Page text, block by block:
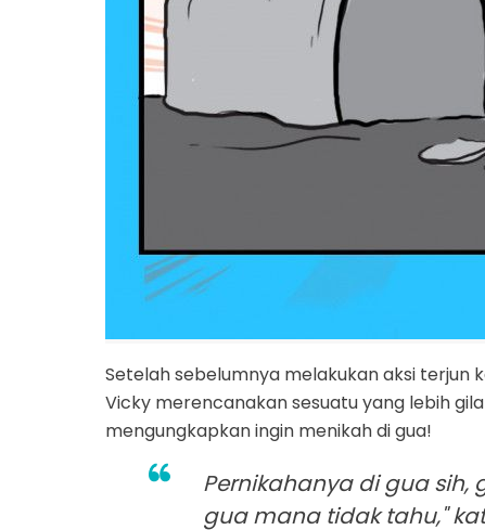
Setelah sebelumnya melakukan aksi terjun
Vicky merencanakan sesuatu yang lebih
mengungkapkan ingin menikah di gua!
Pernikahanya di gua sih,
gua mana tidak tahu,"